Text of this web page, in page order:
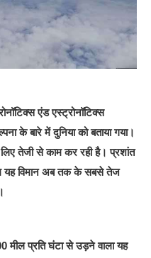
एंड एस्ट्रोनॉटिक्स
के बारे में दुनिया को बताया गया।
तेजी से काम कर रही है। प्रशांत
यह विमान अब तक के सबसे तेज
मील प्रति घंटा से उड़ने वाला यह